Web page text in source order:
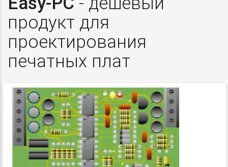
продукт для
проектирования
печатных плат